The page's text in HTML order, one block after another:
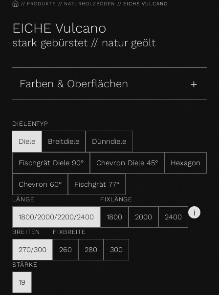
HOMEPRODUKTE NATURHOLZBÖDEN EICHE VULCANO
EICHE Vulcano
stark gebürstet // natur geölt
Farben & Oberflächen
DIELENTYP
Diele Breitdiele Dünndiele
Fischgrät Diele 90° Chevron Diele 45° Hexagon
Chevron 60° Fischgrät 77°
LÄNGE
1800/2000/2200/2400
FIXLÄNGE
1800 2000 2400
BREITEN
270/300
FIXBREITE
260 280 300
STÄRKE
19